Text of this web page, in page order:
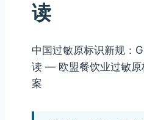
读
中国过敏原标识新规：
读 — 欧盟餐饮业过敏
案